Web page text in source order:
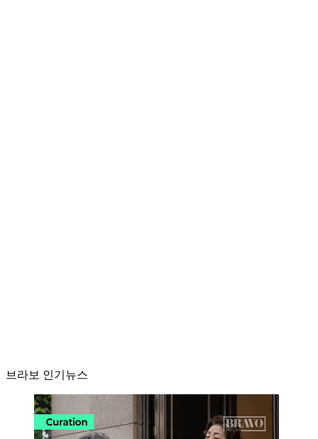
브라보 인기뉴스